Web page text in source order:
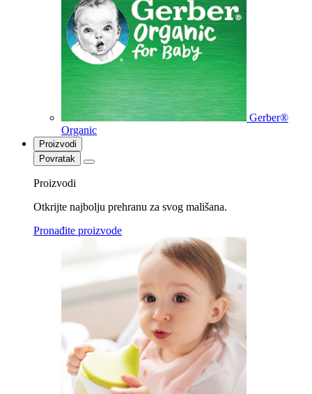
Gerber®
Organic
Proizvodi
Povratak
Proizvodi
Otkrijte najbolju prehranu za svog mališana.
Pronađite proizvode